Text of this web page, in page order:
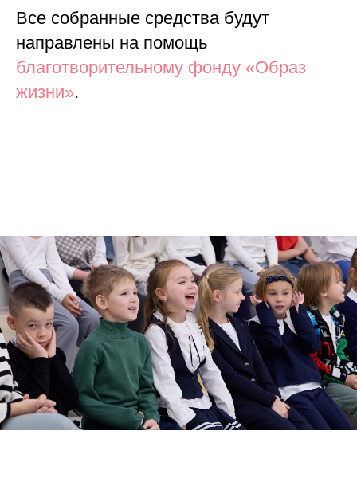
Все собранные средства будут
направлены на помощь
благотворительному фонду «Образ
жизни».